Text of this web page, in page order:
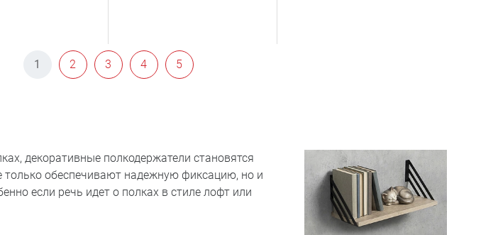
1 2 3 4 5
декоративные полкодержатели становятся
обеспечивают надежную фиксацию, но и
если речь идет о полках в стиле лофт или